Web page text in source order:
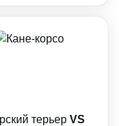
терьер VS